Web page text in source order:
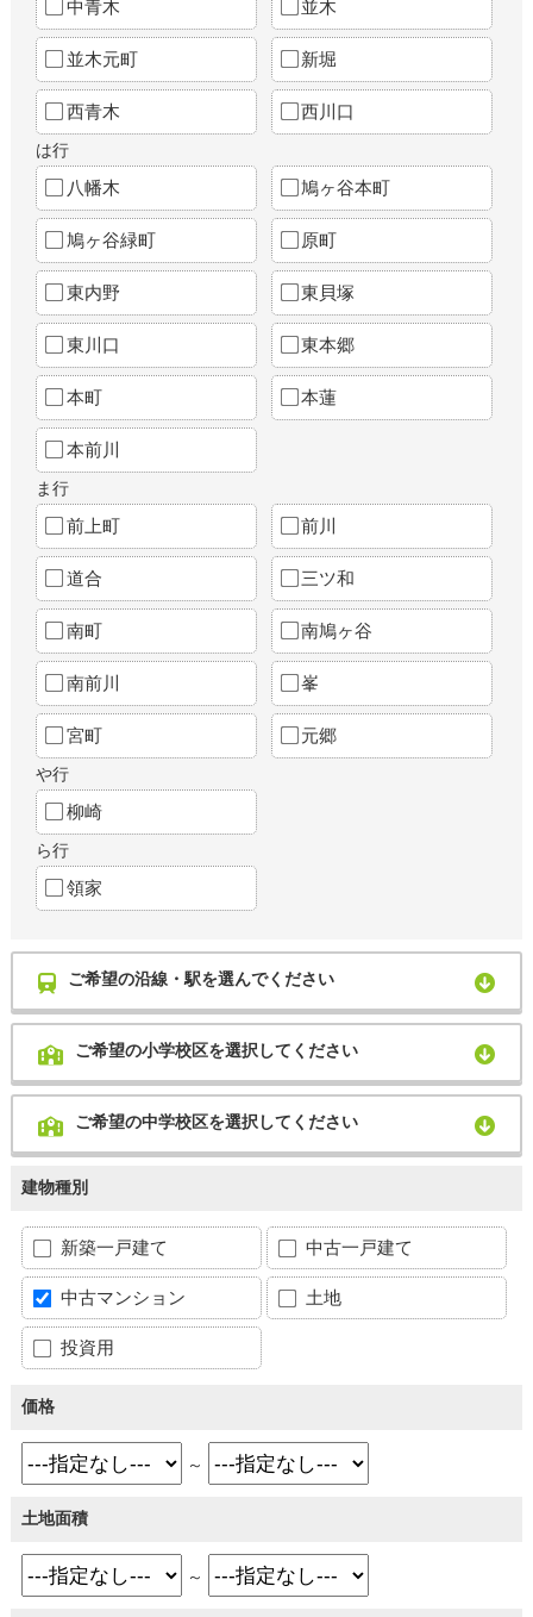
中青木 並木
並木元町 新堀
西青木 西川口
は行
八幡木 鳩ヶ谷本町
鳩ヶ谷緑町 原町
東内野 東貝塚
東川口 東本郷
本町 本蓮
本前川
ま行
前上町 前川
道合 三ツ和
南町 南鳩ヶ谷
南前川 峯
宮町 元郷
や行
柳崎
ら行
領家
ご希望の沿線・駅を選んでください
ご希望の小学校区を選択してください
ご希望の中学校区を選択してください
建物種別
新築一戸建て 中古一戸建て
中古マンション 土地
投資用
価格
～
土地面積
～